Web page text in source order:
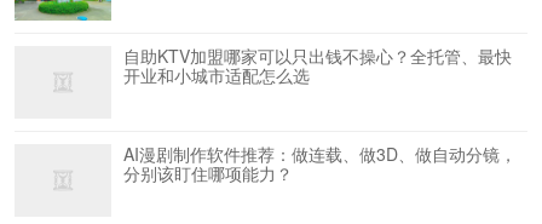
自助KTV加盟哪家可以只出钱不操心？全托管、最快
开业和小城市适配怎么选
AI漫剧制作软件推荐：做连载、做3D、做自动分镜，
分别该盯住哪项能力？